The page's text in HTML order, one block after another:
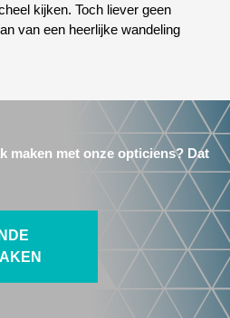
kijken. Toch liever geen
van een heerlijke wandeling
maken met onze opticiens? Dat